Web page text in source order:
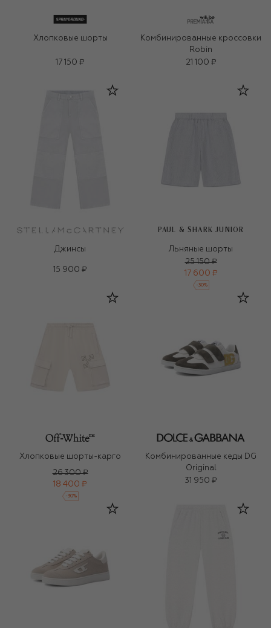
Хлопковые шорты
17 150 ₽
Комбинированные кроссовки
Robin
21 100 ₽
Джинсы
15 900 ₽
PAUL & SHARK JUNIOR
Льняные шорты
25 150 ₽
17 600 ₽
-30%
Хлопковые шорты-карго
26 300 ₽
18 400 ₽
-30%
Комбинированные кеды DG
Original
31 950 ₽